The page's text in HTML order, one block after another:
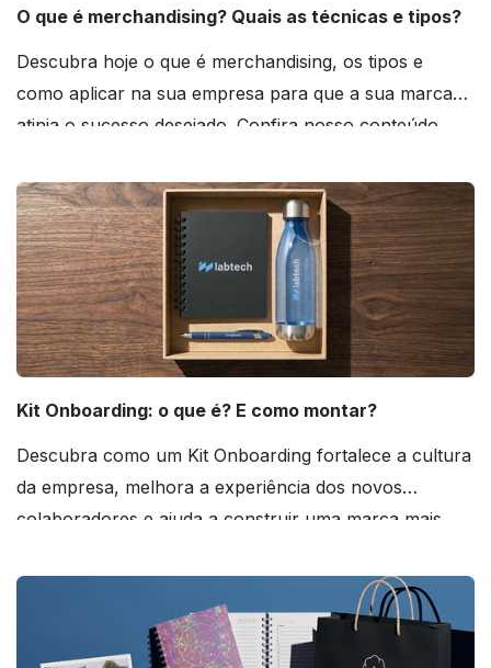
O que é merchandising? Quais as técnicas e tipos?
Descubra hoje o que é merchandising, os tipos e
como aplicar na sua empresa para que a sua marca
atinja o sucesso desejado. Confira nosso conteúdo
Kit Onboarding: o que é? E como montar?
Descubra como um Kit Onboarding fortalece a cultura
da empresa, melhora a experiência dos novos
colaboradores e ajuda a construir uma marca mais